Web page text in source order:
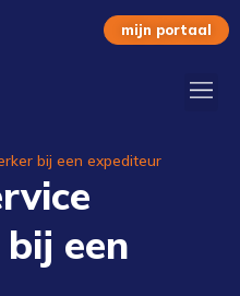
mijn portaal
bij een expediteur
een